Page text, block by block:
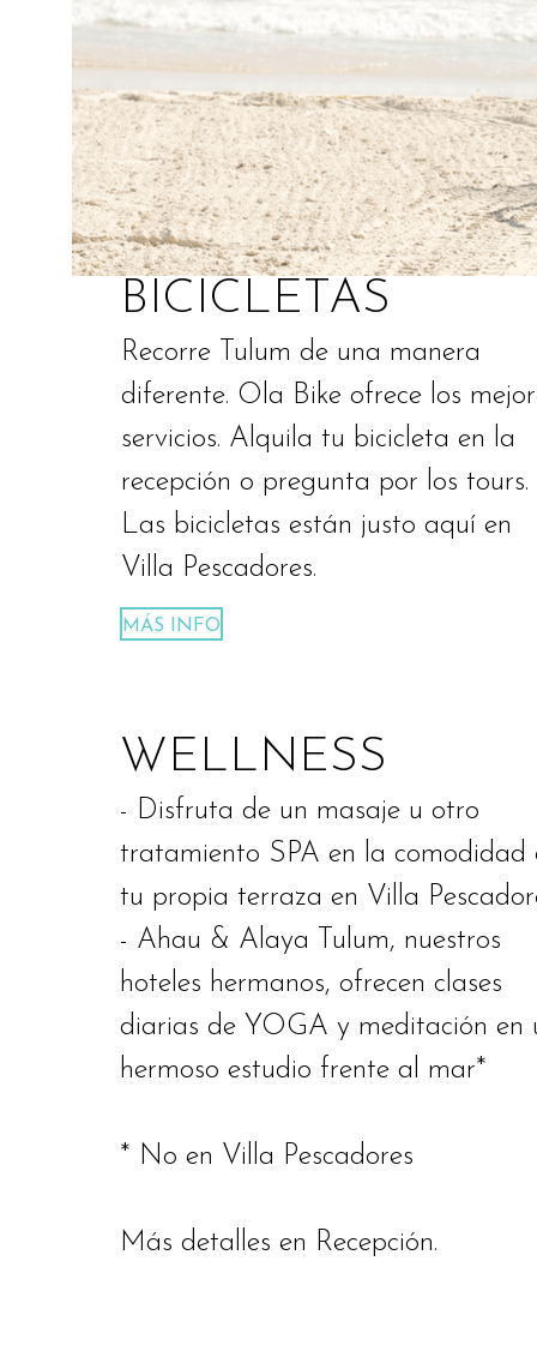
BICICLETAS
Recorre Tulum de una manera
diferente. Ola Bike ofrece los
servicios. Alquila tu bicicleta en la
recepción o pregunta por los tours.
Las bicicletas están justo aquí en
Villa Pescadores.
MÁS INFO
WELLNESS
- Disfruta de un masaje u otro
tratamiento SPA en la comodidad
tu propia terraza en Villa
- Ahau & Alaya Tulum, nuestros
hoteles hermanos, ofrecen clases
diarias de YOGA y meditación en
hermoso estudio frente al mar*
* No en Villa Pescadores
Más detalles en Recepción.